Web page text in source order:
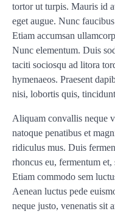
tortor ut turpis. Mauris id
eget augue. Nunc
Etiam accumsan
Nunc elementum. Duis
taciti sociosqu ad litora
hymenaeos. Praesent
nisi, lobortis quis,
Aliquam convallis neque
natoque penatibus et
ridiculus mus. Duis
rhoncus eu, fermentum et,
Etiam commodo sem
Aenean luctus pede
neque justo, venenatis sit